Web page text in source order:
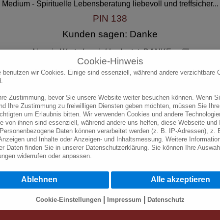
Medium - Spirituelle Lebensberatung liebevoll und treffsicher...
PIN 138
Kunden sagen: Danke
Nur ein Wort, das viel bedeutet: DANKE 🙏🏼
Pause wie der Körper, und weshalb sollte man nicht in den
und regenerierend, sich im regnerischen März einfach,
zu ziehen, um neue Kraft zu tanken…
Cookie-Hinweis
benutzen wir Cookies. Einige sind essenziell, während andere verzichtbare
Zustimmung, bevor Sie unsere Website weiter besuchen können. Wenn
Ihre Zustimmung zu freiwilligen Diensten geben möchten, müssen Sie Ihre
um Erlaubnis bitten. Wir verwenden Cookies und andere
von ihnen sind essenziell, während andere uns helfen, diese Webseite und
Daten können verarbeitet werden (z. B. IP-Adressen), z.
und Inhalte oder Anzeigen- und Inhaltsmessung. Weitere
Daten finden Sie in unserer Datenschutzerklärung. Sie können Ihre
widerrufen oder anpassen.
Sie darauf hin, dass die Verarbeitung Ihrer Daten durch die Nutzung
Webseite in den USA durch Google, Facebook u. Youtube geschieht:
willigen Sie zugleich gem. Art. 49 Abs. 1 S. 1 lit. a DSGVO ein, dass
werden. Die USA werden vom Europäischen Gerichtshof als ein Land mit
Datenschutzniveau eingeschätzt. Es besteht das Risiko, dass
Ablehnen Alle akzeptieren
Cookie-Einstellungen Impressum Datenschutz